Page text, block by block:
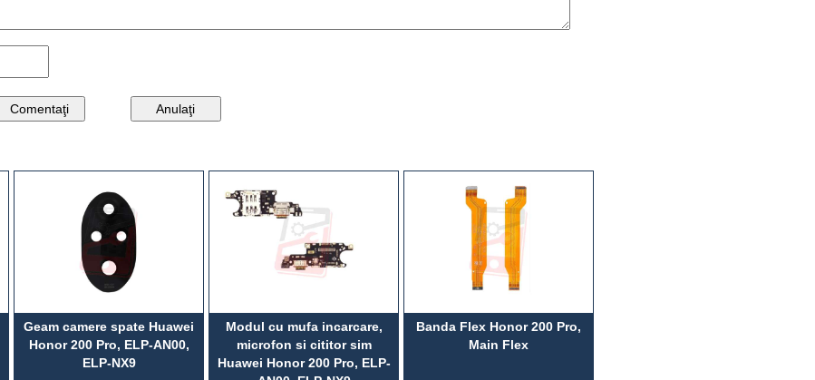
Geam camere spate Huawei
Honor 200 Pro, ELP-AN00,
ELP-NX9
Modul cu mufa incarcare,
microfon si cititor sim
Huawei Honor 200 Pro, ELP-
Banda Flex Honor 200 Pro,
Main Flex